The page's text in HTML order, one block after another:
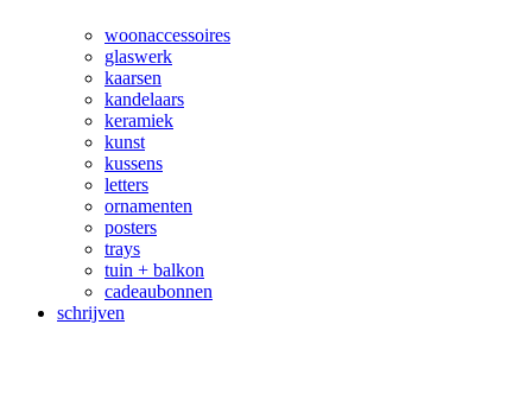
woonaccessoires
glaswerk
kaarsen
kandelaars
keramiek
kunst
kussens
letters
ornamenten
posters
trays
tuin + balkon
cadeaubonnen
schrijven